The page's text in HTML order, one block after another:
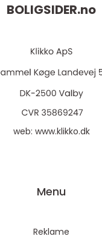
BOLIGSIDER.no
web: www.klikko.dk
Menu
Reklame